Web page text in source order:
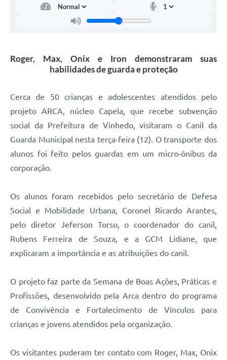
Carta de Serviços
Contas Públicas
Legislação
Links Úteis
Roger, Max, Onix e Iron demonstraram suas
habilidades de guarda e proteção
Cerca de 50 crianças e adolescentes atendidos pelo
projeto ARCA, núcleo Capela, que recebe subvenção
social da Prefeitura de Vinhedo, visitaram o Canil da
Guarda Municipal nesta terça-feira (12). O transporte dos
alunos foi feito pelos guardas em um micro-ônibus da
corporação.
Os alunos foram recebidos pelo secretário de Defesa
Social e Mobilidade Urbana, Coronel Ricardo Arantes,
pelo diretor Jeferson Torso, o coordenador do canil,
Rubens Ferreira de Souza, e a GCM Lidiane, que
explicaram a importância e as atribuições do canil.
O projeto faz parte da Semana de Boas Ações, Práticas e
Profissões, desenvolvido pela Arca dentro do programa
de Convivência e Fortalecimento de Vínculos para
crianças e jovens atendidos pela organização.
Os visitantes puderam ter contato com Roger, Max, Onix